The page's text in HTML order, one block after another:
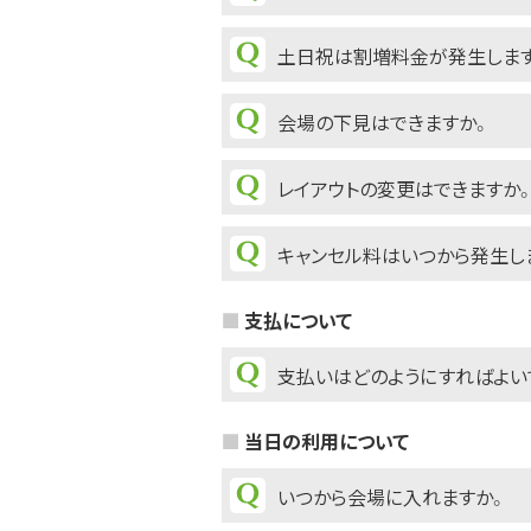
土日祝は割増料金が発生しま
会場の下見はできますか。
レイアウトの変更はできますか。
キャンセル料はいつから発生し
支払について
支払いはどのようにすればよい
当日の利用について
いつから会場に入れますか。